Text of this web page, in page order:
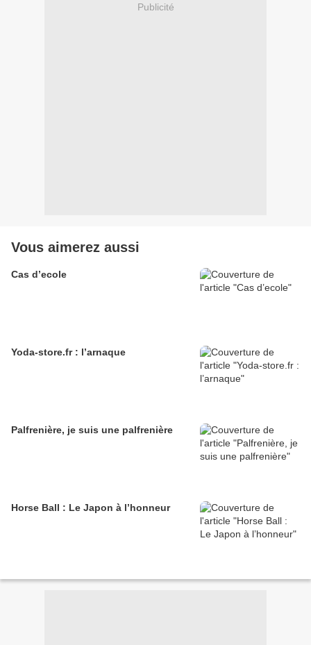
Publicité
Vous aimerez aussi
Cas d’ecole
Yoda-store.fr : l’arnaque
Palfrenière, je suis une palfrenière
Horse Ball : Le Japon à l’honneur